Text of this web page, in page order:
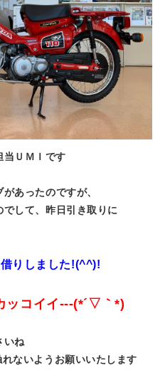
ＵＭＩです
あったのですが、
して、昨日引き取りに
りしました!(^^)!
ッコイイ---(*´▽｀*)
いね
ないようお願いいたします